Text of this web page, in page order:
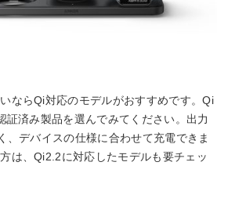
ならQi対応のモデルがおすすめです。Qi
証済み製品を選んでみてください。出力
、デバイスの仕様に合わせて充電できま
は、Qi2.2に対応したモデルも要チェッ